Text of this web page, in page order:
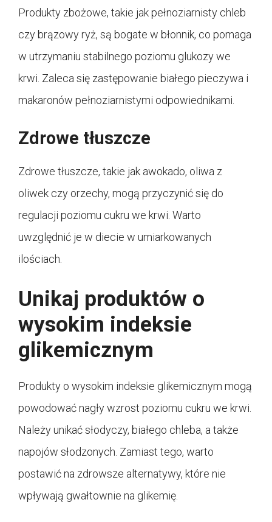
Produkty zbożowe, takie jak pełnoziarnisty chleb
czy brązowy ryż, są bogate w błonnik, co pomaga
w utrzymaniu stabilnego poziomu glukozy we
krwi. Zaleca się zastępowanie białego pieczywa i
makaronów pełnoziarnistymi odpowiednikami.
Zdrowe tłuszcze
Zdrowe tłuszcze, takie jak awokado, oliwa z
oliwek czy orzechy, mogą przyczynić się do
regulacji poziomu cukru we krwi. Warto
uwzględnić je w diecie w umiarkowanych
ilościach.
Unikaj produktów o
wysokim indeksie
glikemicznym
Produkty o wysokim indeksie glikemicznym mogą
powodować nagły wzrost poziomu cukru we krwi.
Należy unikać słodyczy, białego chleba, a także
napojów słodzonych. Zamiast tego, warto
postawić na zdrowsze alternatywy, które nie
wpływają gwałtownie na glikemię.